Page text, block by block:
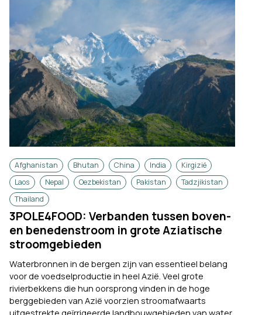
Afghanistan Bhutan China India
Kirgizië
Laos
Nepal Oezbekistan Pakistan
Tadzjikistan
Thailand
3POLE4FOOD: Verbanden tussen boven-
en benedenstroom in grote Aziatische
stroomgebieden
Waterbronnen in de bergen zijn van essentieel belang
voor de voedselproductie in heel Azië. Veel grote
rivierbekkens die hun oorsprong vinden in de hoge
berggebieden van Azië voorzien stroomafwaarts
uitgestrekte geïrrigeerde landbouwgebieden van water,